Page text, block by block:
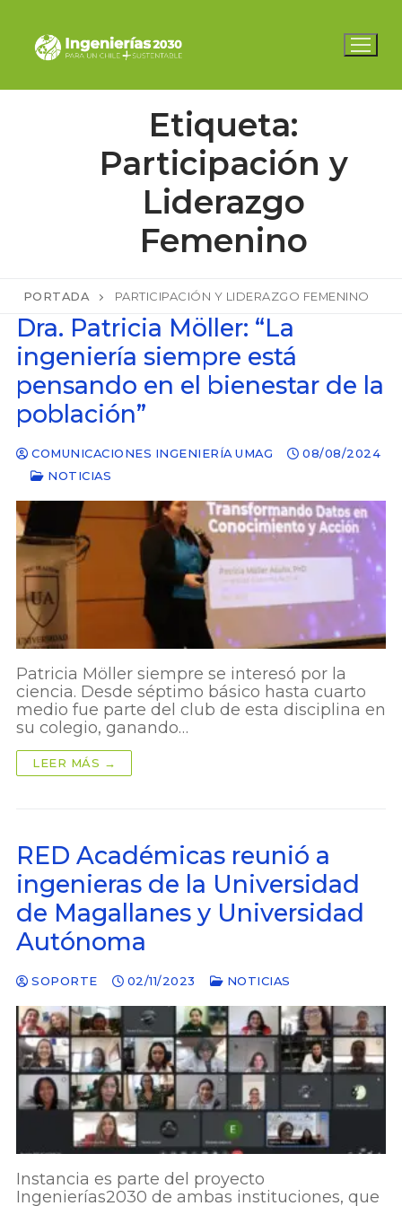
contenido
Etiqueta:
Participación y
Liderazgo
Femenino
PORTADA PARTICIPACIÓN Y LIDERAZGO FEMENINO
Dra. Patricia Möller: “La
ingeniería siempre está
pensando en el bienestar de la
población”
COMUNICACIONES INGENIERÍA UMAG
08/08/2024
NOTICIAS
Patricia Möller siempre se interesó por la
ciencia. Desde séptimo básico hasta cuarto
medio fue parte del club de esta disciplina en
su colegio, ganando…
LEER MÁS →
RED Académicas reunió a
ingenieras de la Universidad
de Magallanes y Universidad
Autónoma
SOPORTE 02/11/2023 NOTICIAS
Instancia es parte del proyecto
Ingenierías2030 de ambas instituciones, que